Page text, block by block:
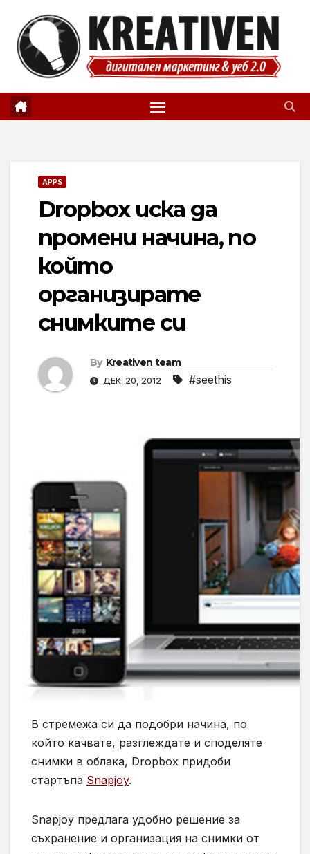
content
APPS
Dropbox иска да
промени начина, по
който
организирате
снимките си
By Kreativen team
ДЕК. 20, 2012 #seethis
В стремежа си да подобри начина, по
който качвате, разглеждате и споделяте
снимки в облака, Dropbox придоби
стартъпа Snapjoy.
Snapjoy предлага удобно решение за
съхранение и организация на снимки от